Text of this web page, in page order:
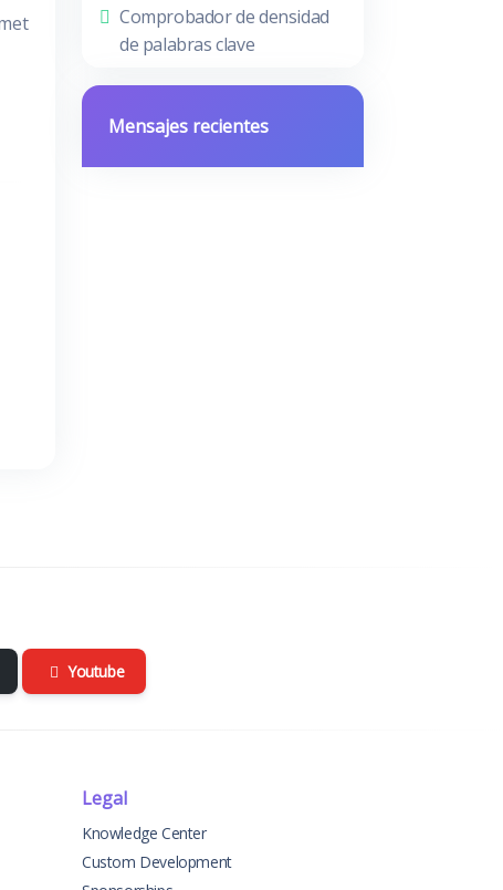
Comprobador de densidad
de palabras clave
Mensajes recientes
Youtube
Legal
Knowledge Center
Custom Development